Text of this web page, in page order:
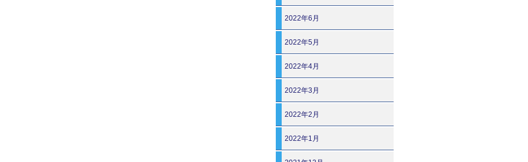
2022年6月
2022年5月
2022年4月
2022年3月
2022年2月
2022年1月